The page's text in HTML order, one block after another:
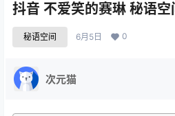
抖音 不爱笑的赛琳 秘语
秘语空间 6月5日 0
次元猫